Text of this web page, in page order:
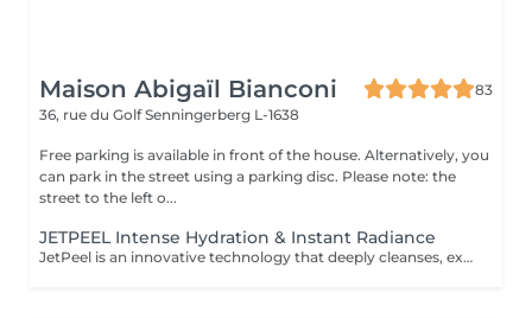
Maison Abigaïl Bianconi
83
36, rue du GolfSenningerberg L-1638
Free parking is available in front of the house. Alternatively, you
can park in the street using a parking disc. Please note: the
street to the left o...
JETPEEL Intense Hydration & Instant Radiance
JetPeel is an innovative technology that deeply cleanses, exfoliates, and infuses the skin without needles or contact. Using a high-velocity jet of air and active ingredients, the skin is thoroughly cleansed, intensely hydrated, and immediately more radiant. This treatment works both on the surface and deep within the skin to visibly improve its quality: Smooths skin texture Tightens pores Revives the complexion's radiance Reduces wrinkles, fine lines, and signs of fatigue Provides intense hydration Painless and with no downtime, the skin looks clear, fresh, plump, and glowing from the very first session. Each session includes: A double skin analysis, including a precise technology-assisted diagnosis A complete JetPeel treatment Application of a targeted booster according to the skin's needs A LED session to optimize and extend results Ideal as a treatment course for lasting, visible improvement in skin quality, or as maintenance between a classic facial and a deeper treatment such as Morpheus.